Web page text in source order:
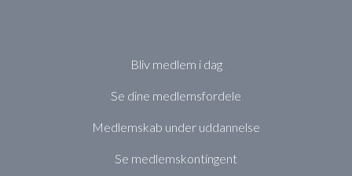
Bliv medlem i dag
Se dine medlemsfordele
Medlemskab under uddannelse
Se medlemskontingent